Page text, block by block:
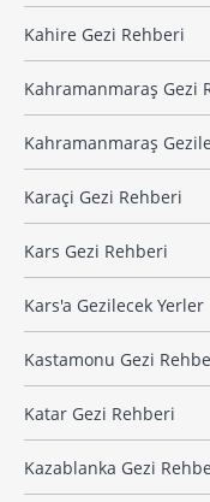
Kahire Gezi Rehberi
Kahramanmaraş Gezi
Kahramanmaraş
Karaçi Gezi Rehberi
Kars Gezi Rehberi
Kars'a Gezilecek Yerler
Kastamonu Gezi
Katar Gezi Rehberi
Kazablanka Gezi